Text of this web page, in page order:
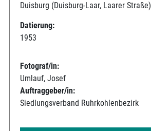
Duisburg (Duisburg-Laar, Laarer Straße)
Datierung:
1953
Fotograf/in:
Umlauf, Josef
Auftraggeber/in:
Siedlungsverband Ruhrkohlenbezirk